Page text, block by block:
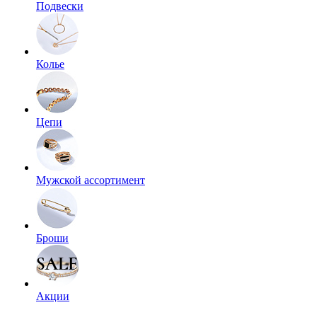
Подвески
Колье
Цепи
Мужской ассортимент
Броши
Акции